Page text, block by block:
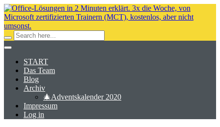
START
Das Team
Blog
Archiv
🎄Adventskalender 2020
Impressum
Log in